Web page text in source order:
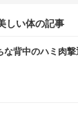
しい体の記事
背中のハミ肉撃